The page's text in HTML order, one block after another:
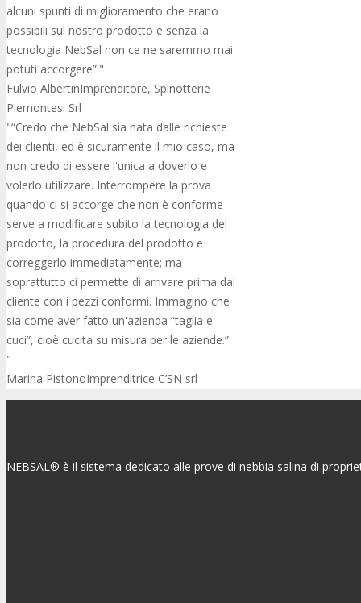
alcuni spunti di miglioramento che erano
possibili sul nostro prodotto e senza la
tecnologia NebSal non ce ne saremmo mai
potuti accorgere”.
Fulvio AlbertinImprenditore, Spinotterie
Piemontesi Srl
“Credo che NebSal sia nata dalle richieste
dei clienti, ed è sicuramente il mio caso, ma
non credo di essere l'unica a doverlo e
volerlo utilizzare. Interrompere la prova
quando ci si accorge che non è conforme
serve a modificare subito la tecnologia del
prodotto, la procedura del prodotto e
correggerlo immediatamente; ma
soprattutto ci permette di arrivare prima dal
cliente con i pezzi conformi. Immagino che
sia come aver fatto un'azienda “taglia e
cuci”, cioè cucita su misura per le aziende.”
Marina PistonoImprenditrice C’SN srl
NEBSAL® è il sistema dedicato alle prove di nebbia salina di